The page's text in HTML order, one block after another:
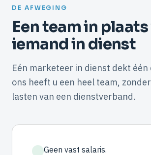
DE AFWEGING
Een team in plaats
iemand in dienst
Eén marketeer in dienst dekt één
ons heeft u een heel team,
lasten van een dienstverband.
Geen vast salaris.